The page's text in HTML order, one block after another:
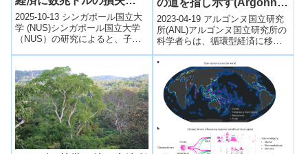
（Global lead exposure
still costs trillions and
endangers children, NUS
study finds）
2025-10-13 シンガポール国立大
学 (NUS)シンガポール国立大学
（NUS）の研究によると、子ど
の道を指し示す(Argonne
points the way to a
sustainable circular
economy for plastics)
2023-04-19 アルゴンヌ国立研究
所(ANL)アルゴンヌ国立研究所の
科学者らは、循環型経済に移行
し、プラスチックをゼロ・ウェ
イストの未来に向けて減らすた
め...